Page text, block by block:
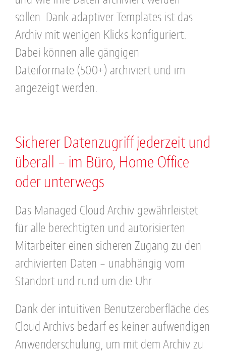
sollen. Dank adaptiver Templates ist das
Archiv mit wenigen Klicks konfiguriert.
Dabei können alle gängigen
Dateiformate (500+) archiviert und im
angezeigt werden.
Sicherer Datenzugriff jederzeit und
überall – im Büro, Home Office
oder unterwegs
Das Managed Cloud Archiv gewährleistet
für alle berechtigten und autorisierten
Mitarbeiter einen sicheren Zugang zu den
archivierten Daten – unabhängig vom
Standort und rund um die Uhr.
Dank der intuitiven Benutzeroberfläche des
Cloud Archivs bedarf es keiner aufwendigen
Anwenderschulung, um mit dem Archiv zu